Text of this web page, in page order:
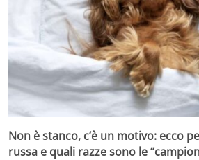
Non è stanco, c’è un motivo: ecco
russa e quali razze sono le